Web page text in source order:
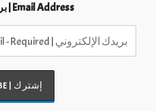
Email Address | بريدك الألكتروني